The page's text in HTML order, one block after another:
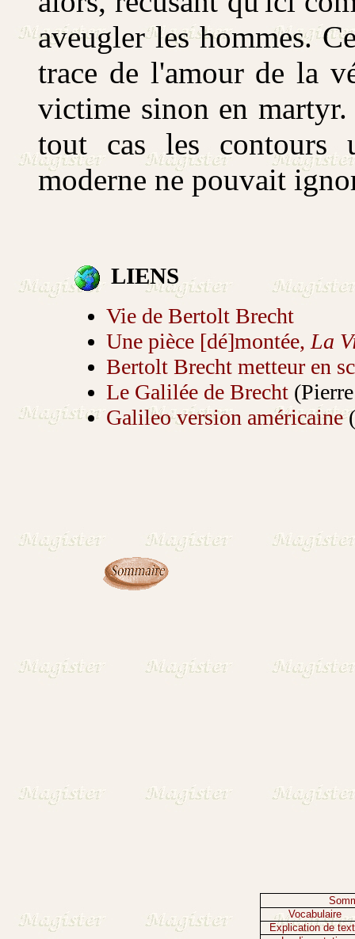
aveugler les hommes.
trace de l'amour de la
victime sinon en
tout cas les contours
moderne ne pouvait
LIENS
Vie de Bertolt Brecht
Une pièce [dé]montée,La
Bertolt Brecht metteur en
Le Galilée de Brecht
Galileo version américaine
Vocabulaire
Explication de